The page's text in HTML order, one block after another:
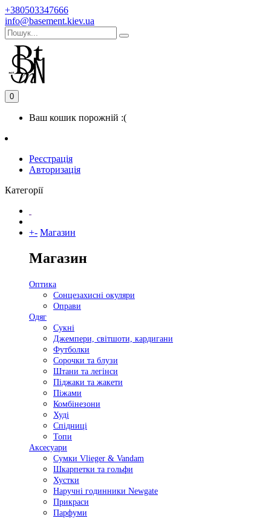
+380503347666
info@basement.kiev.ua
0
Ваш кошик порожній :(
Реєстрація
Авторизація
Категорії
+- Магазин
Магазин
Оптика
Сонцезахисні окуляри
Оправи
Одяг
Сукні
Джемпери, світшоти, кардигани
Футболки
Сорочки та блузи
Штани та легінси
Піджаки та жакети
Піжами
Комбінезони
Худі
Спідниці
Топи
Аксесуари
Сумки Vlieger & Vandam
Шкарпетки та гольфи
Хустки
Наручні годинники Newgate
Прикраси
Парфуми